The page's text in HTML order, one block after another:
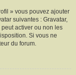
» vous pouvez ajouter
suivantes : Gravatar,
activer ou non les
Si vous ne
du forum.